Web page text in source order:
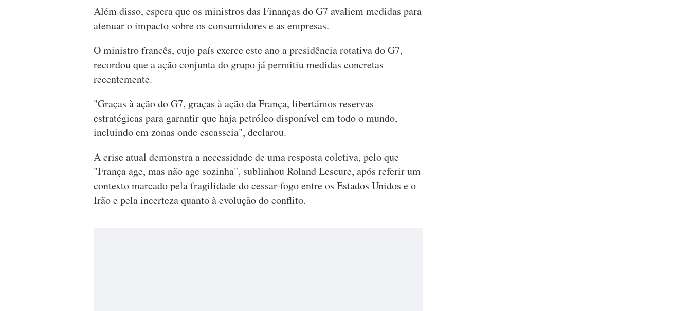
Além disso, espera que os ministros das Finanças do G7 avaliem medidas para
atenuar o impacto sobre os consumidores e as empresas.
O ministro francês, cujo país exerce este ano a presidência rotativa do G7,
recordou que a ação conjunta do grupo já permitiu medidas concretas
recentemente.
"Graças à ação do G7, graças à ação da França, libertámos reservas
estratégicas para garantir que haja petróleo disponível em todo o mundo,
incluindo em zonas onde escasseia", declarou.
A crise atual demonstra a necessidade de uma resposta coletiva, pelo que
"França age, mas não age sozinha", sublinhou Roland Lescure, após referir um
contexto marcado pela fragilidade do cessar-fogo entre os Estados Unidos e o
Irão e pela incerteza quanto à evolução do conflito.